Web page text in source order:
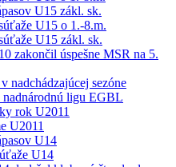
U15 zákl. sk.
U15 o 1.-8.m.
U15 zákl. sk.
zakončil úspešne MSR na 5.
nadchádzajúcej sezóne
nadnárodnú ligu EGBL
rok U2011
U2011
U14
U14